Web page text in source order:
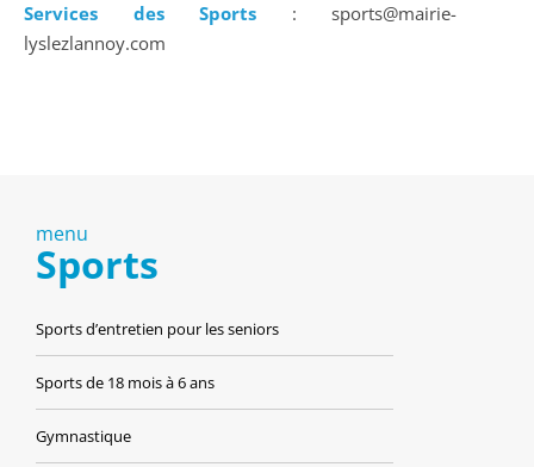
Services des Sports : sports@mairie-
lyslezlannoy.com
menu
Sports
Sports d’entretien pour les seniors
Sports de 18 mois à 6 ans
Gymnastique